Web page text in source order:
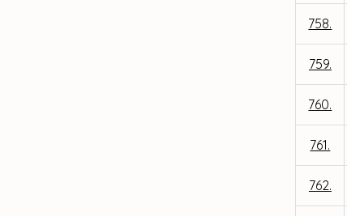
758.
759.
760.
761.
762.